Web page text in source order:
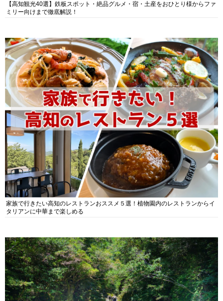
【高知観光40選】鉄板スポット・絶品グルメ・宿・土産をおひとり様からファ
ミリー向けまで徹底解説！
家族で行きたい高知のレストランおススメ５選！植物園内のレストランからイ
タリアンに中華まで楽しめる